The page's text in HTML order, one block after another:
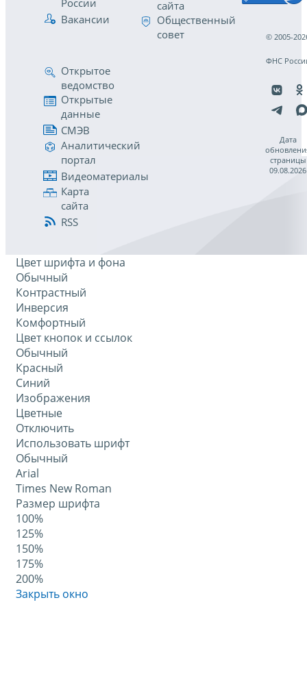
России
Вакансии
сайта
Общественный
совет
Открытое
ведомство
Открытые
данные
СМЭВ
Аналитический
портал
Видеоматериалы
Карта
сайта
RSS
© 2005-
ФНС
Дата
страницы
09.08.2026
Цвет шрифта и фона
Обычный
Контрастный
Инверсия
Комфортный
Цвет кнопок и ссылок
Обычный
Красный
Синий
Изображения
Цветные
Отключить
Использовать шрифт
Обычный
Arial
Times New Roman
Размер шрифта
100%
125%
150%
175%
200%
Закрыть окно